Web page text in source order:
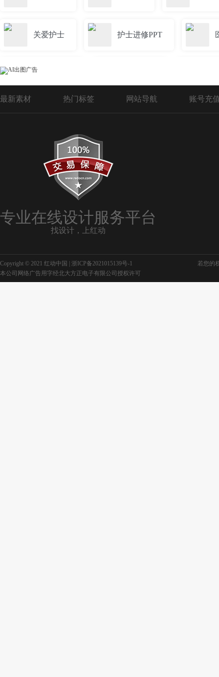
关爱护士 护士进修PPT
护士站背景
爱心护士 医生护士PPT
医院护士站
国际护士
最新素材 热门标签 网站导航 账号充
专业在线设计服务平台
找设计，上红动
Copyright © 2021 红动中国 | 浙ICP备2021015139号-1
若您的
本公司网络广告用字经北大方正电子有限公司授权许可